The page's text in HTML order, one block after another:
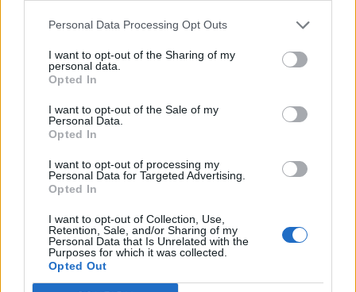
Personal Data Processing Opt Outs
I want to opt-out of the Sharing of my
personal data.
Opted In
I want to opt-out of the Sale of my
Personal Data.
Opted In
I want to opt-out of processing my
Personal Data for Targeted Advertising.
Opted In
I want to opt-out of Collection, Use,
Retention, Sale, and/or Sharing of my
Personal Data that Is Unrelated with the
Purposes for which it was collected.
Opted Out
κατάσταση του επιδεινώθηκε και
κάτοικοι του χωριού τον μετέφεραν
με αγροτικό χωρίς δυστυχώς να
φτάσουν έγκαιρα στο Κέντρο Υγείας.